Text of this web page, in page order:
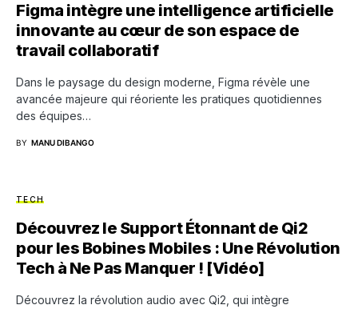
Figma intègre une intelligence artificielle
innovante au cœur de son espace de
travail collaboratif
Dans le paysage du design moderne, Figma révèle une
avancée majeure qui réoriente les pratiques quotidiennes
des équipes…
BY MANU DIBANGO
TECH
Découvrez le Support Étonnant de Qi2
pour les Bobines Mobiles : Une Révolution
Tech à Ne Pas Manquer ! [Vidéo]
Découvrez la révolution audio avec Qi2, qui intègre